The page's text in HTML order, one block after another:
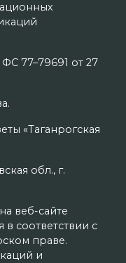
77–79691 от 27
«Таганрогская
обл., г.
веб-сайте
соответствии с
праве.
и